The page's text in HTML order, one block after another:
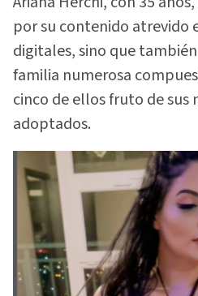
por su contenido atrevido
digitales, sino que
familia numerosa
cinco de ellos fruto de sus
adoptados.